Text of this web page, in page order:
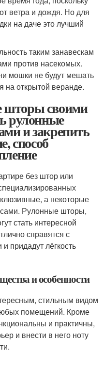
ветра и дождя. Но для
на даче это лучший
таким занавескам
против насекомых.
мошки не будут мешать
открытой веранде.
шторы своими
рулонные
и закрепить
способ
без штор или
а некоторые
Рулонные шторы,
стать интересной
справятся с
придадут лёгкость
и особенности
стильным видом
помещений. Кроме
и практичны,
и внести в него ноту